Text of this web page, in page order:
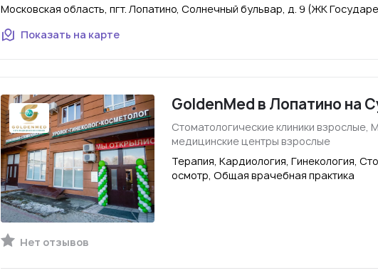
Московская область, пгт. Лопатино, Солнечный бульвар, д. 9 (ЖК
Показать на карте
GoldenMed в Лопатино на
Стоматологические клиники взрослые,
медицинские центры взрослые
Терапия, Кардиология, Гинекология,
осмотр, Общая врачебная практика
Нет отзывов